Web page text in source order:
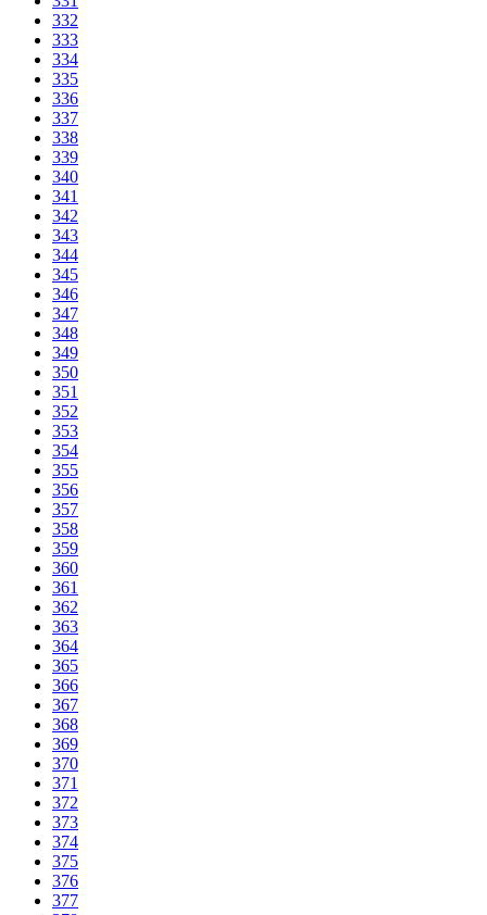
332
333
334
335
336
337
338
339
340
341
342
343
344
345
346
347
348
349
350
351
352
353
354
355
356
357
358
359
360
361
362
363
364
365
366
367
368
369
370
371
372
373
374
375
376
377